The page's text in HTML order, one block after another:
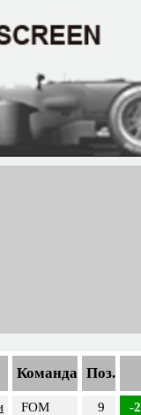
Команда Поз.
FOM 9
-